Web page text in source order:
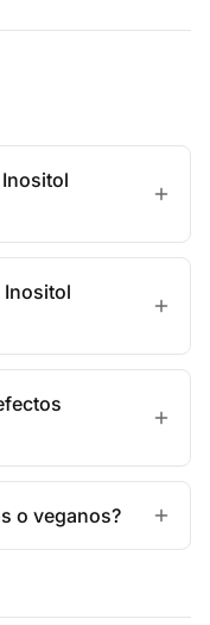
Inositol
o veganos?